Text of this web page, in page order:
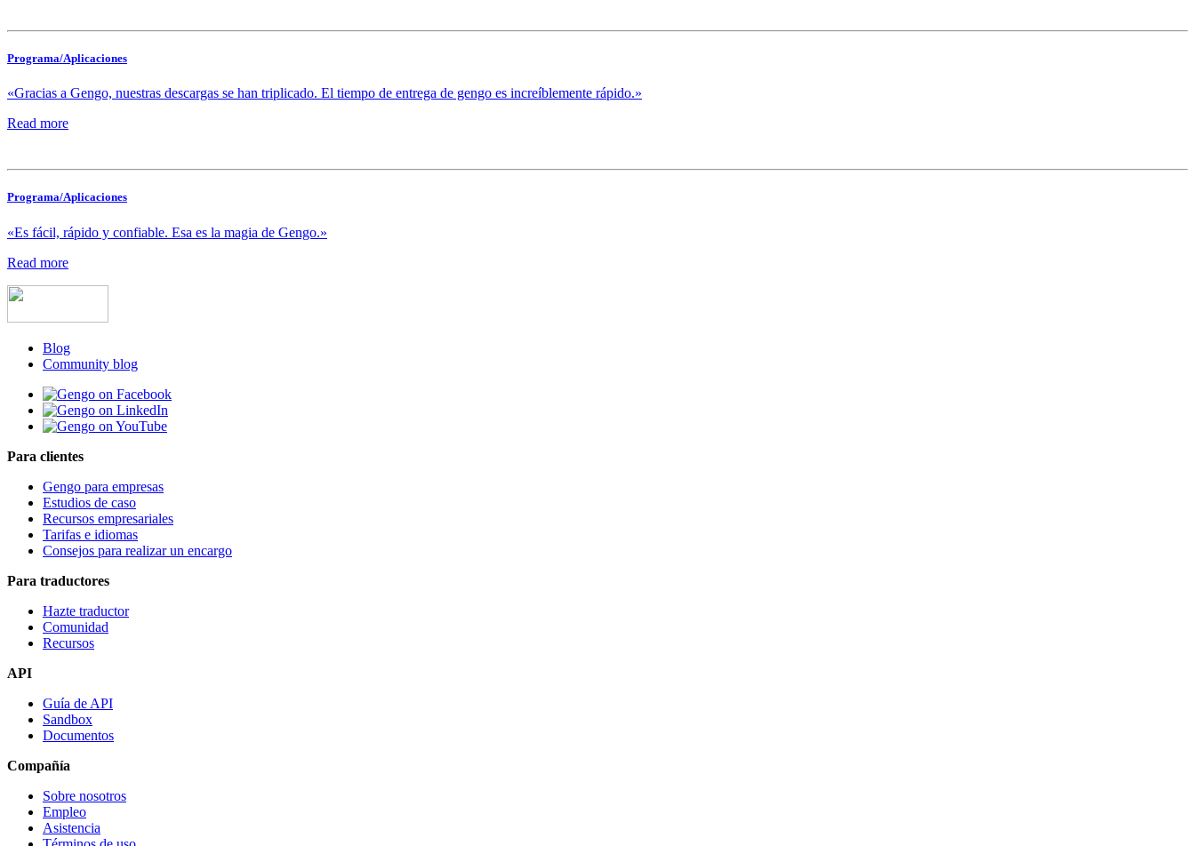
Programa/Aplicaciones
«Gracias a Gengo, nuestras descargas se han triplicado. El tiempo de entrega de gengo es increíblemente rápido.»
Read more
Programa/Aplicaciones
«Es fácil, rápido y confiable. Esa es la magia de Gengo.»
Read more
Blog
Community blog
Para clientes
Gengo para empresas
Estudios de caso
Recursos empresariales
Tarifas e idiomas
Consejos para realizar un encargo
Para traductores
Hazte traductor
Comunidad
Recursos
API
Guía de API
Sandbox
Documentos
Compañía
Sobre nosotros
Empleo
Asistencia